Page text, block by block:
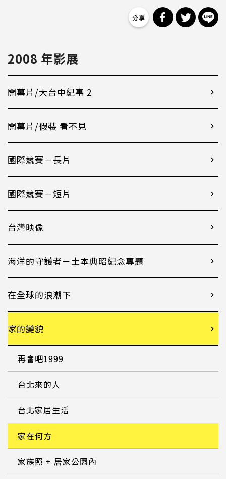
分享到分享到
2008 年影展
開幕片/大台中紀事 2
開幕片/假裝 看不見
國際競賽－長片
國際競賽－短片
台灣映像
海洋的守護者－土本典昭紀念專題
在全球的浪潮下
家的變貌
再會吧1999
台北來的人
台北家居生活
家在何方
家族照 + 居家公園內